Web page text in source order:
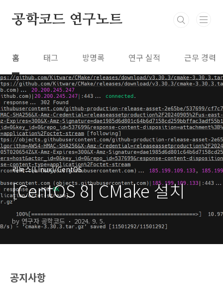
공학코드 연구노트
홈 태그 방명록 연구 실적 근무 경력
리눅스(Linux)/CentOS
[CentOS 8] CMake 설치
by 연구자 공학코드 2024. 9. 5.
공지사항